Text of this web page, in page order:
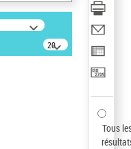
20
résultats/page
Tous